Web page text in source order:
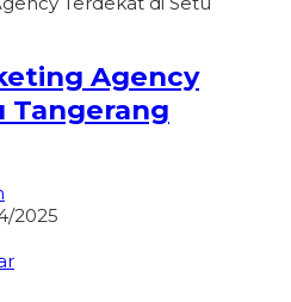
Agency
Tangerang
2025